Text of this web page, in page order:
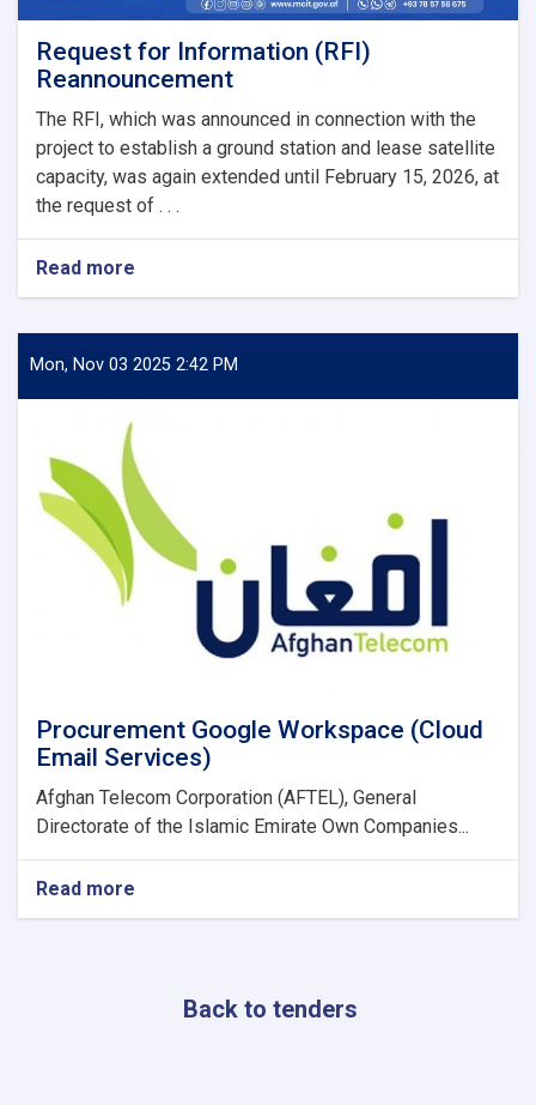
Request for Information (RFI)
Reannouncement
The RFI, which was announced in connection with the
project to establish a ground station and lease satellite
capacity, was again extended until February 15, 2026, at
the request of . . .
Read more
Information
(RFI)
Mon, Nov 03 2025 2:42 PM
Procurement Google Workspace (Cloud
Email Services)
Afghan Telecom Corporation (AFTEL), General
Directorate of the Islamic Emirate Own Companies...
Read more
Procurement
Back to tenders